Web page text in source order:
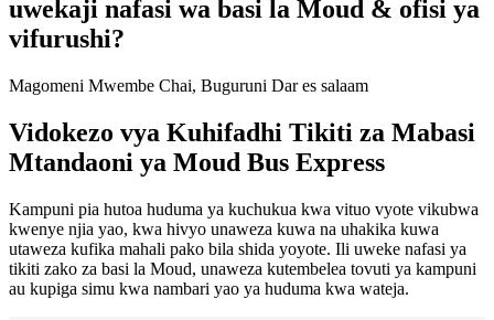
uwekaji nafasi wa basi la Moud & ofisi ya
vifurushi?
Magomeni Mwembe Chai, Buguruni Dar es salaam
Vidokezo vya Kuhifadhi Tikiti za Mabasi
Mtandaoni ya Moud Bus Express
Kampuni pia hutoa huduma ya kuchukua kwa vituo vyote vikubwa
kwenye njia yao, kwa hivyo unaweza kuwa na uhakika kuwa
utaweza kufika mahali pako bila shida yoyote. Ili uweke nafasi ya
tikiti zako za basi la Moud, unaweza kutembelea tovuti ya kampuni
au kupiga simu kwa nambari yao ya huduma kwa wateja.